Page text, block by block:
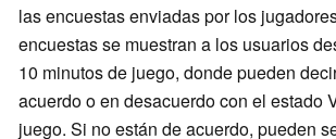
las encuestas enviadas por los
encuestas se muestran a los usuarios
10 minutos de juego, donde pueden
acuerdo o en desacuerdo con el estado
juego. Si no están de acuerdo, pueden